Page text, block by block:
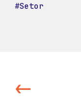
#Setor
<-